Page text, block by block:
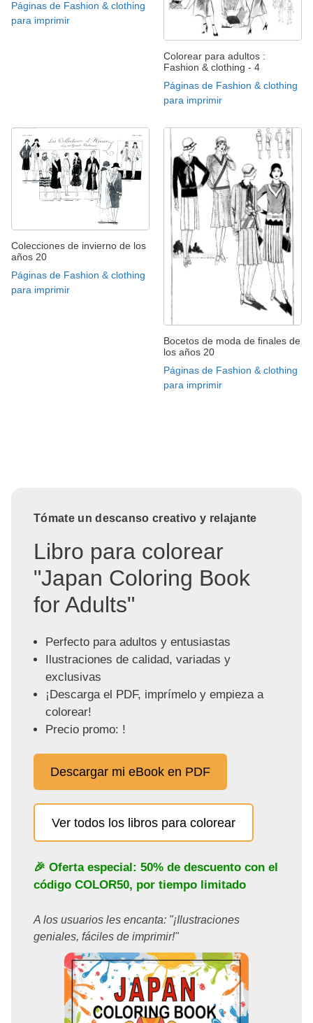
Páginas de Fashion & clothing
para imprimir
Colorear para adultos :
Fashion & clothing - 4
Páginas de Fashion & clothing
para imprimir
Colecciones de invierno de los
años 20
Páginas de Fashion & clothing
para imprimir
Bocetos de moda de finales de
los años 20
Páginas de Fashion & clothing
para imprimir
Tómate un descanso creativo y relajante
Libro para colorear
"Japan Coloring Book
for Adults"
Perfecto para adultos y entusiastas
Ilustraciones de calidad, variadas y
exclusivas
¡Descarga el PDF, imprímelo y empieza a
colorear!
Precio promo: !
Descargar mi eBook en PDF
Ver todos los libros para colorear
🎉 Oferta especial: 50% de descuento con el
código COLOR50, por tiempo limitado
A los usuarios les encanta: "¡Ilustraciones
geniales, fáciles de imprimir!"